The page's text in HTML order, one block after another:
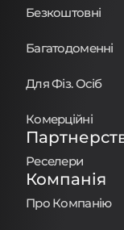
Безкоштовні
Багатодоменні
Для Фіз. Осіб
Комерційні
Реселери
Компанія
Про Компанію